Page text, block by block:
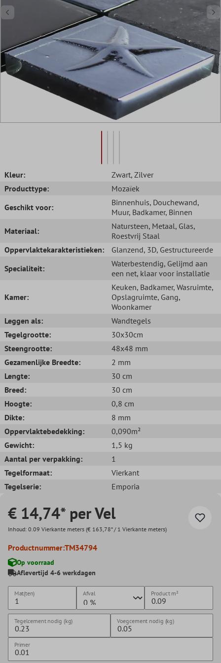
Kleur: Zwart, Zilver
Producttype:
Mozaïek
Geschikt voor:
Binnenhuis, Douchewand,
Muur, Badkamer, Binnen
Materiaal:
Natursteen, Metaal, Glas,
Roestvrij Staal
Oppervlaktekarakteristieken:
Glanzend, 3D, Gestructureerde
Specialiteit:
Waterbestendig, Gelijmd aan
een net, klaar voor installatie
Kamer:
Keuken, Badkamer, Wasruimte,
Opslagruimte, Gang,
Woonkamer
Leggen als:
Wandtegels
Tegelgrootte:
30x30cm
Steengrootte:
48x48 mm
Gezamenlijke Breedte:
2 mm
Lengte:
30 cm
Breed:
30 cm
Hoogte:
0,8 cm
Dikte:
8 mm
Oppervlaktebedekking:
0,090m²
Gewicht:
1,5 kg
Aantal per verpakking:
1
Tegelformaat:
Vierkant
Tegelserie:
Emporia
€ 14,74* per Vel
Inhoud: 0.09 Vierkante meters (€ 163,78* / 1 Vierkante meters)
Productnummer:TM34794
Op voorraad
Aflevertijd 4-6 werkdagen
Mat(ten) Afval Productm²
Tegelcement nodig (kg) Voegcement nodig (kg)
Primer